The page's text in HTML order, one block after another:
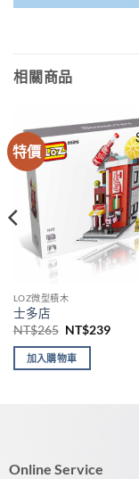
相關商品
特價
LOZ微型積木
士多店
NT$265 原
價
格：
NT$239目
加入購物車
Online Service